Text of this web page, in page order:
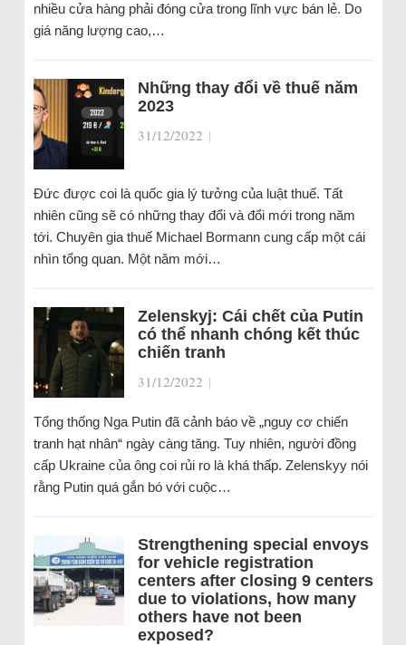
nhiều cửa hàng phải đóng cửa trong lĩnh vực bán lẻ. Do
giá năng lượng cao,…
Những thay đổi về thuế năm
2023
31/12/2022 |
Đức được coi là quốc gia lý tưởng của luật thuế. Tất
nhiên cũng sẽ có những thay đổi và đổi mới trong năm
tới. Chuyên gia thuế Michael Bormann cung cấp một cái
nhìn tổng quan. Một năm mới…
Zelenskyj: Cái chết của Putin
có thể nhanh chóng kết thúc
chiến tranh
31/12/2022 |
Tổng thống Nga Putin đã cảnh báo về „nguy cơ chiến
tranh hạt nhân“ ngày càng tăng. Tuy nhiên, người đồng
cấp Ukraine của ông coi rủi ro là khá thấp. Zelenskyy nói
rằng Putin quá gắn bó với cuộc…
Strengthening special envoys
for vehicle registration
centers after closing 9 centers
due to violations, how many
others have not been
exposed?